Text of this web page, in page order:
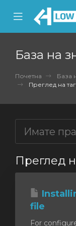
Mobile
Menu
База на
Почетна
База
Преглед на
Преглед
file
For